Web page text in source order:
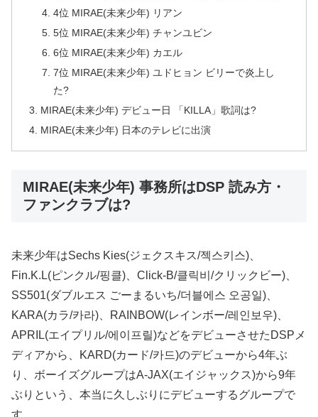
4位 MIRAE(未来少年) リアン
5位 MIRAE(未来少年) チャンユビン
6位 MIRAE(未来少年) カエル
7位 MIRAE(未来少年) ユドヒョン ビリーで炎上し
た?
MIRAE(未来少年) デビュー日 「KILLA」歌詞は?
MIRAE(未来少年) 日本のテレビに出演
MIRAE(未来少年) 事務所はDSP 読み方・
ファンクラブは?
未来少年はSechs Kies(ジェクスキス/젝스키스)、
Fin.K.L(ピンクル/핑클)、Click-B/클릭비/クリックビー)、
SS501(ダブルエス ごーまるいち/더블에스 오공일)、
KARA(カラ/카라)、RAINBOW(レインボー/레인보우)、
APRIL(エイプリル/에이프릴)などをデビューさせたDSPメ
ディアから、KARD(カード/카드)のデビューから4年ぶ
り、ボーイズグループはA-JAX(エイジャックス)から9年
ぶりという、本当に久しぶりにデビューするグループで
す。